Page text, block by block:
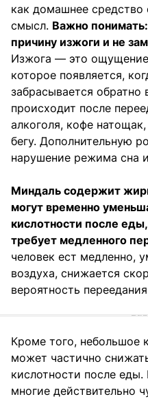
как домашнее средство
смысл. Важно
причину изжоги и не
Изжога — это
которое появляется,
забрасывается
происходит после
алкоголя, кофе
бегу. Дополнительную
нарушение режима сна
Миндаль содержит
могут временно
кислотности после
требует медленного
человек ест медленно,
воздуха, снижается
вероятность
Кроме того, небольшое
может частично
кислотности после
многие действительно